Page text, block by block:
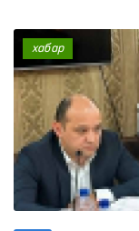
юзасидан
хабар